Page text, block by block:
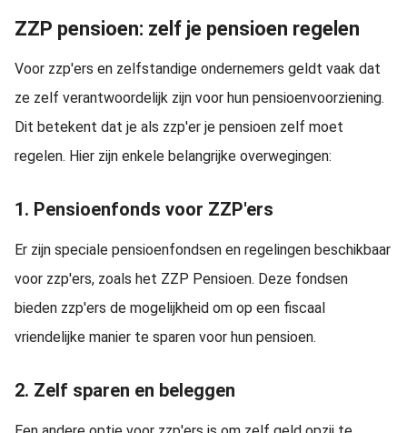
ZZP pensioen: zelf je pensioen regelen
Voor zzp'ers en zelfstandige ondernemers geldt vaak dat
ze zelf verantwoordelijk zijn voor hun pensioenvoorziening.
Dit betekent dat je als zzp'er je pensioen zelf moet
regelen. Hier zijn enkele belangrijke overwegingen:
1. Pensioenfonds voor ZZP'ers
Er zijn speciale pensioenfondsen en regelingen beschikbaar
voor zzp'ers, zoals het ZZP Pensioen. Deze fondsen
bieden zzp'ers de mogelijkheid om op een fiscaal
vriendelijke manier te sparen voor hun pensioen.
2. Zelf sparen en beleggen